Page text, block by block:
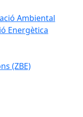
Ambiental
Energètica
(ZBE)